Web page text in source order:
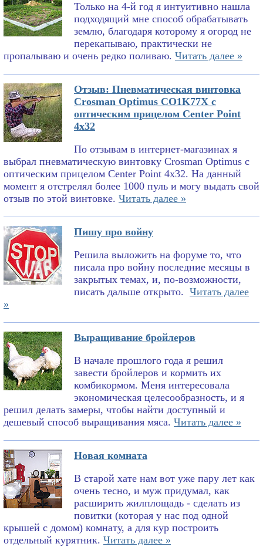
Только на 4-й год я интуитивно нашла
подходящий мне способ обрабатывать
землю, благодаря которому я огород не
перекапываю, практически не
пропалываю и очень редко поливаю. Читать далее »
Отзыв: Пневматическая винтовка
Crosman Optimus CO1K77X с
оптическим прицелом Center Point
4x32
По отзывам в интернет-магазинах я
выбрал пневматическую винтовку Crosman Optimus с
оптическим прицелом Center Point 4x32. На данный
момент я отстрелял более 1000 пуль и могу выдать свой
отзыв по этой винтовке. Читать далее »
Пишу про войну
Решила выложить на форуме то, что
писала про войну последние месяцы в
закрытых темах, и, по-возможности,
писать дальше открыто. Читать далее
»
Выращивание бройлеров
В начале прошлого года я решил
завести бройлеров и кормить их
комбикормом. Меня интересовала
экономическая целесообразность, и я
решил делать замеры, чтобы найти доступный и
дешевый способ выращивания мяса. Читать далее »
Новая комната
В старой хате нам вот уже пару лет как
очень тесно, и муж придумал, как
расширить жилплощадь - сделать из
повитки (которая у нас под одной
крышей с домом) комнату, а для кур построить
отдельный курятник. Читать далее »